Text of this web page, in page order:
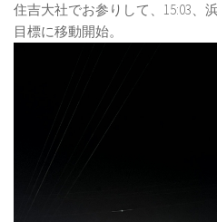
住吉大社でお参りして、15:03、
目標に移動開始。